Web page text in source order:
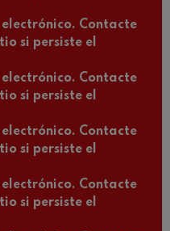
electrónico. Contacte
si persiste el
electrónico. Contacte
si persiste el
electrónico. Contacte
si persiste el
electrónico. Contacte
si persiste el